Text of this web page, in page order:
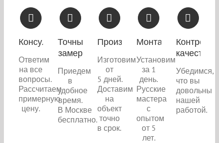
Консультация
Ответим
на все
вопросы.
Рассчитаем
примерную
цену.
Точный
замер
Приедем
в
удобное
время.
В Москве
бесплатно.
Производство
Изготовим
от
5 дней.
Доставим
на
объект
точно
в срок.
Монтаж
Установим
за 1
день.
Русские
мастера
с
опытом
от 5
лет.
Контроль
качества
Убедимся,
что вы
довольны
нашей
работой.